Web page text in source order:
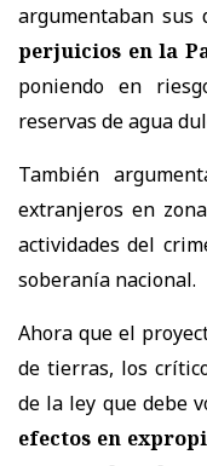
argumentaban sus
perjuicios en la
poniendo en
reservas de agua
También
extranjeros en
actividades del
soberanía nacional.
Ahora que el
de tierras, los
de la ley que debe
efectos en